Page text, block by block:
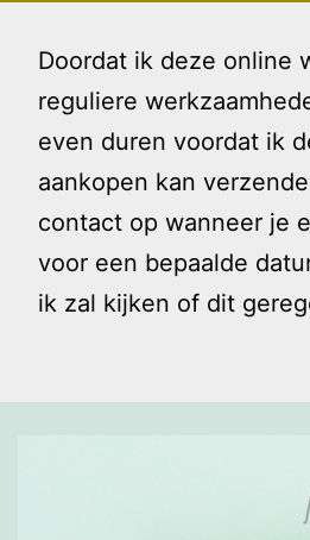
Doordat ik deze online
reguliere
even duren voordat ik
aankopen kan
contact op wanneer je
voor een bepaalde
ik zal kijken of dit
naar
inhoud
Gezin
Opzet